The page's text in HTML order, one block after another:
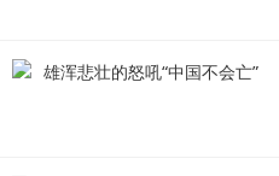
雄浑悲壮的怒吼“中国不会亡”